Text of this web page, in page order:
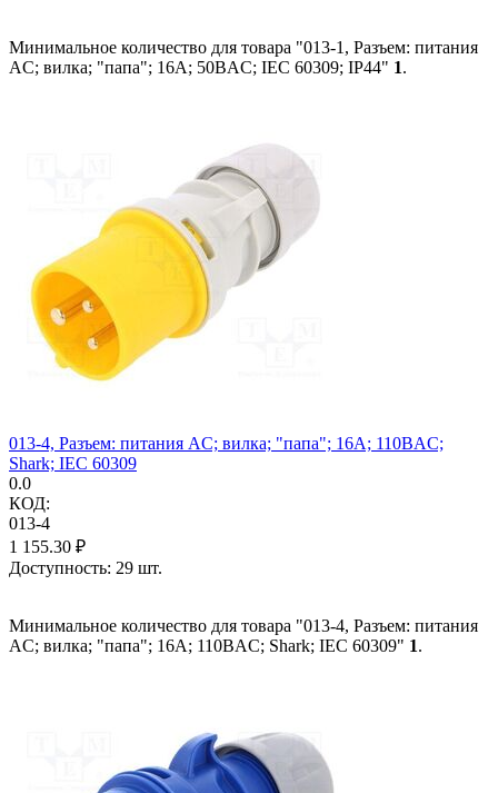
Минимальное количество для товара "013-1, Разъем: питания
AC; вилка; "папа"; 16А; 50ВAC; IEC 60309; IP44" 1.
013-4, Разъем: питания AC; вилка; "папа"; 16А; 110ВAC;
Shark; IEC 60309
0.0
КОД:
013-4
1 155.30 ₽
Доступность: 29 шт.
Минимальное количество для товара "013-4, Разъем: питания
AC; вилка; "папа"; 16А; 110ВAC; Shark; IEC 60309" 1.